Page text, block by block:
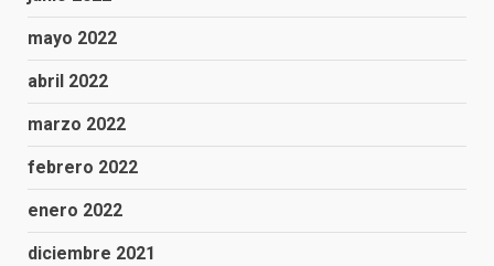
mayo 2022
abril 2022
marzo 2022
febrero 2022
enero 2022
diciembre 2021